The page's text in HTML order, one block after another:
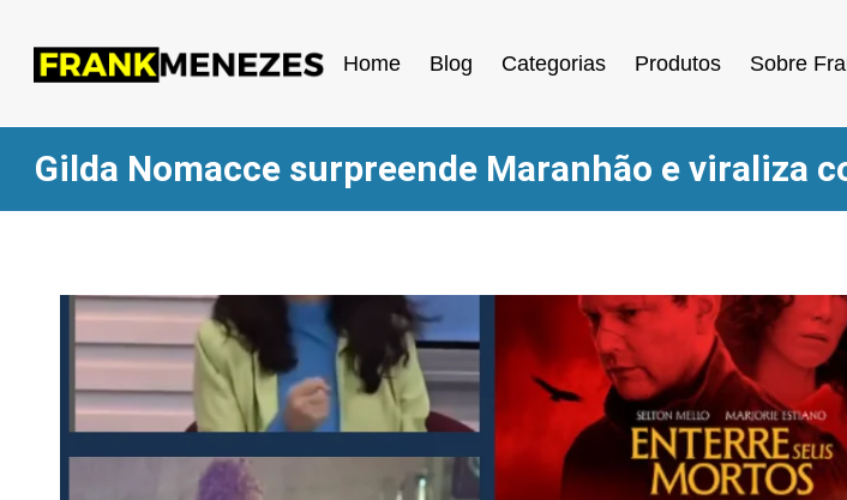
Home Blog Categorias Produtos Sobre
Gilda Nomacce surpreende Maranhão e viraliza